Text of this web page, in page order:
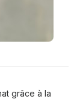
grâce à la